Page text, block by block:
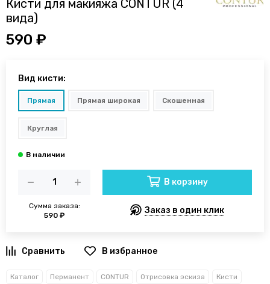
Кисти для макияжа CONTUR (4
вида)
590 ₽
Вид кисти:
Прямая Прямая широкая Скошенная
Круглая
Сумма заказа:
590 ₽
В корзину
Заказ в один клик
В избранное
Каталог Перманент CONTUR Отрисовка эскиза Кисти